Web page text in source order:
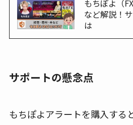
もちぽよ（
など解説！
は
サポートの懸念点
もちぽよアラートを購入する